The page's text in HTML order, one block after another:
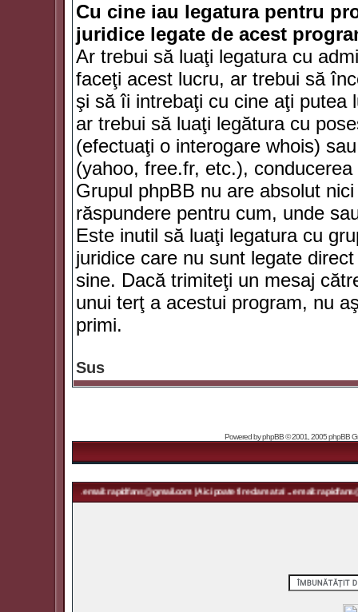
Cu cine iau legatura pentru
juridice legate de acest
Ar trebui să luaţi legatura cu
faceţi acest lucru, ar trebui să
şi să îi intrebaţi cu cine aţi putea
ar trebui să luaţi legătura cu
(efectuaţi o interogare whois)
(yahoo, free.fr, etc.),
Grupul phpBB nu are absolut
răspundere pentru cum, unde
Este inutil să luaţi legatura cu
juridice care nu sunt legate
sine. Dacă trimiteţi un mesaj
unui terţ a acestui program, nu
primi.
Sus
Powered byphpBB© 2001, 2005 phpBB
... email: rapidfans@gmail.com | Aici poate fi reclama ta! ... email: rapidfans@gmail.com